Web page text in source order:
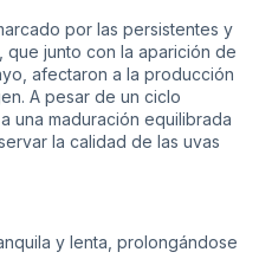
por las persistentes y
que junto con la aparición de
afectaron a la producción
A pesar de un ciclo
una maduración equilibrada
la calidad de las uvas
y lenta, prolongándose